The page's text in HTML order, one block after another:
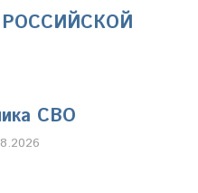
СВО